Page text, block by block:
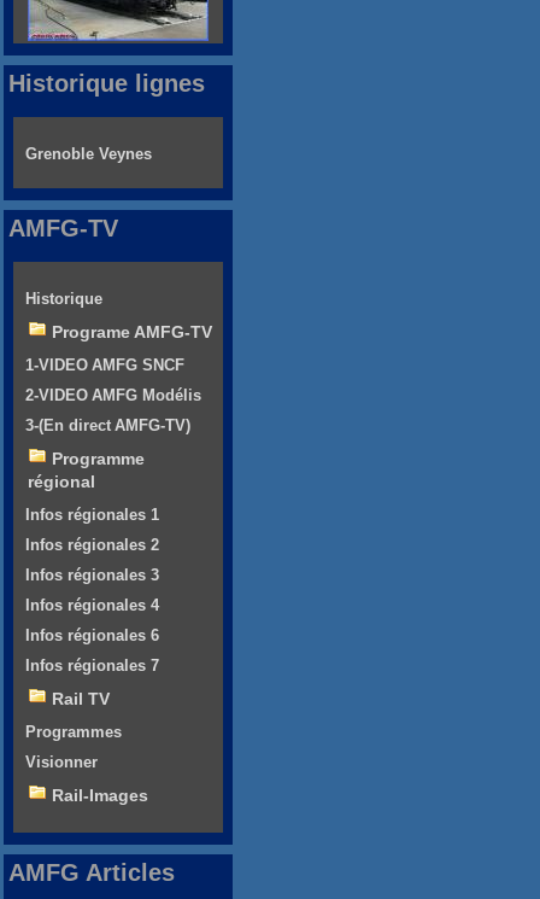
Historique lignes
Grenoble Veynes
AMFG-TV
Historique
Programe AMFG-TV
1-VIDEO AMFG SNCF
2-VIDEO AMFG Modélis
3-(En direct AMFG-TV)
Programme
régional
Infos régionales 1
Infos régionales 2
Infos régionales 3
Infos régionales 4
Infos régionales 6
Infos régionales 7
Rail TV
Programmes
Visionner
Rail-Images
AMFG Articles